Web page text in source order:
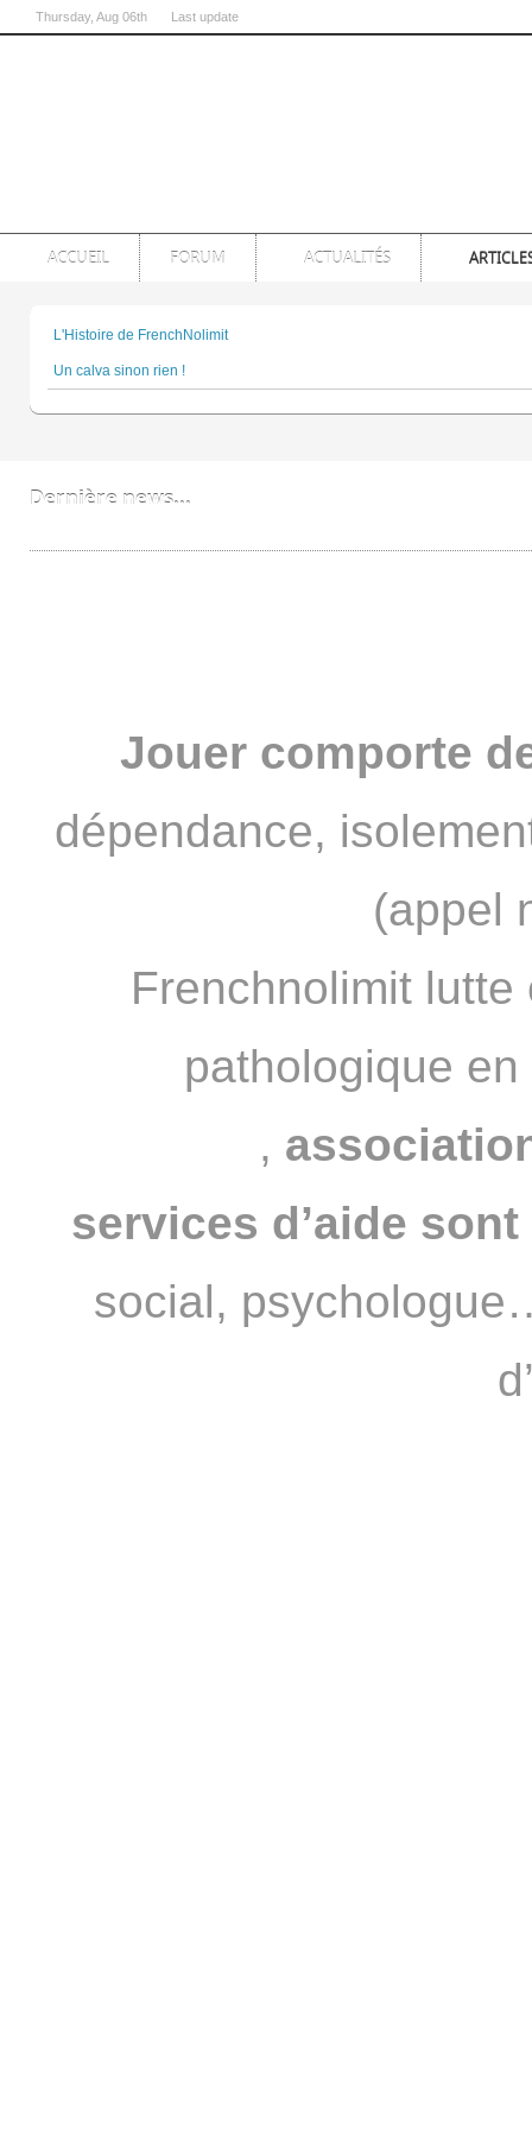
Thursday, Aug 06th Last update
ACCUEIL FORUM ACTUALITÉS
L'Histoire de FrenchNolimit
Un calva sinon rien !
Dernière news...
Jouer comporte
dépendance,
(appel
Frenchnolimit
pathologique
,
services d’aide
social,